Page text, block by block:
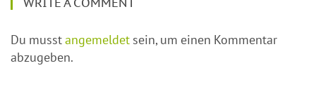
Du musstangemeldet sein, um einen Kommentar
abzugeben.